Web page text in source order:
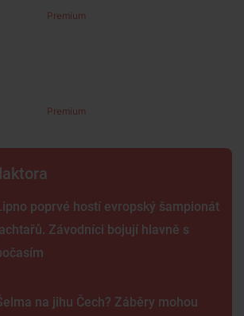
Premium
Premium
poprvé hostí evropský šampionát
Závodníci bojují hlavně s
na jihu Čech? Záběry mohou